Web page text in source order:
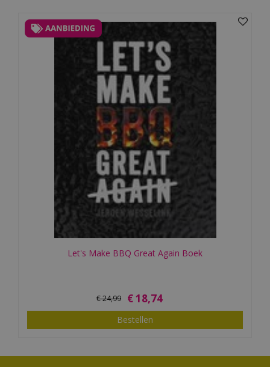
Let's Make BBQ Great Again Boek
€24,99 €18,74
Bestellen